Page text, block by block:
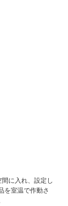
に入れ、設定し
を室温で作動さ